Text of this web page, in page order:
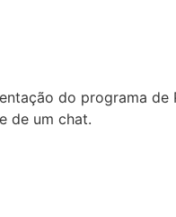
do programa de
de um chat.